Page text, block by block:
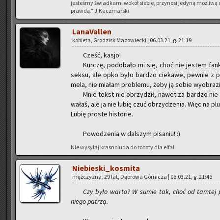
je­ste­śmy świad­ka­mi wokół sie­bie, przy­no­si je­dy­ną
praw­dą.” J.Kaczmar­ski
La­na­Val­len
ko­bie­ta, Gro­dzisk Ma­zo­wiec­ki | 06.03.21, g. 21:19
Cześć, kasjo!
Kur­czę, po­do­ba­ło mi się, choć nie je­stem
seksu, ale opko było bar­dzo cie­ka­we, pew­nie z
me­la, nie mia­łam pro­ble­mu, żeby ją sobie
Mnie tekst nie obrzy­dził, nawet za bar­dzo
wa­łaś, ale ja nie lubię czuć obrzy­dze­nia. Więc na
Lubię pro­ste hi­sto­rie.
Po­wo­dze­nia w dal­szym pi­sa­niu! :)
Nie wy­sy­łaj kra­sno­lu­da do ro­bo­ty dla elfa!
Nie­bie­ski­_ko­smi­ta
męż­czy­zna, 29 lat, Dą­bro­wa Gór­ni­cza | 06.03.21, g. 21:46
Czy było warto? W sumie tak, choć od tam­tej
niego pa­trzą.